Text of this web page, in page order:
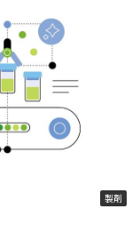
製剤